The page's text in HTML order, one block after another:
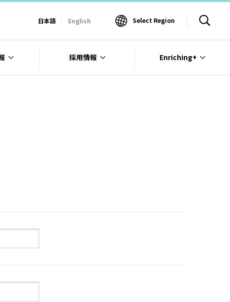
日本語 English Select Region
採用情報 Enriching+